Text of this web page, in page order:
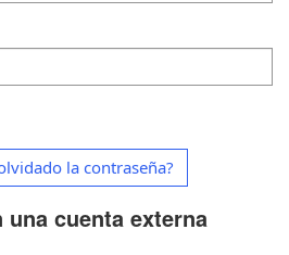
la contraseña?
cuenta externa